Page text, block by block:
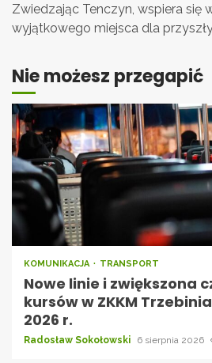
Zwiedzając Tenczyn, wspiera się
wyjątkowego miejsca dla
Nie możesz przegapić
KOMUNIKACJA TRANSPORT
Nowe linie i zwiększona
kursów w ZKKM
2026 r.
Radosław Sokołowski 6 sierpnia 2026